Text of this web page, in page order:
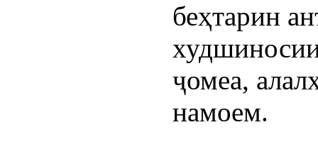
беҳтарин
ҷомеа,
намоем.